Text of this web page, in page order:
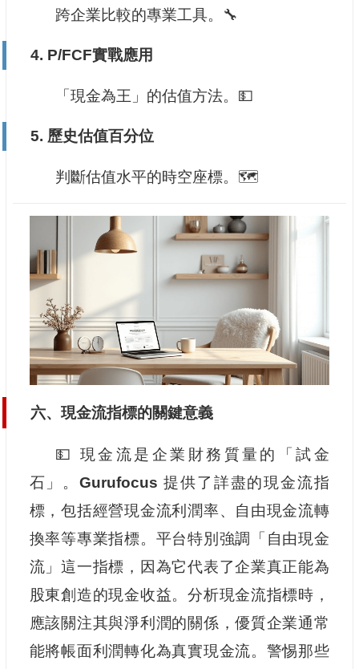
跨企業比較的專業工具。🔧
4. P/FCF實戰應用
「現金為王」的估值方法。💵
5. 歷史估值百分位
判斷估值水平的時空座標。🗺️
六、現金流指標的關鍵意義
💵 現金流是企業財務質量的「試金
石」。Gurufocus 提供了詳盡的現金流指
標，包括經營現金流利潤率、自由現金流轉
換率等專業指標。平台特別強調「自由現金
流」這一指標，因為它代表了企業真正能為
股東創造的現金收益。分析現金流指標時，
應該關注其與淨利潤的關係，優質企業通常
能將帳面利潤轉化為真實現金流。警惕那些